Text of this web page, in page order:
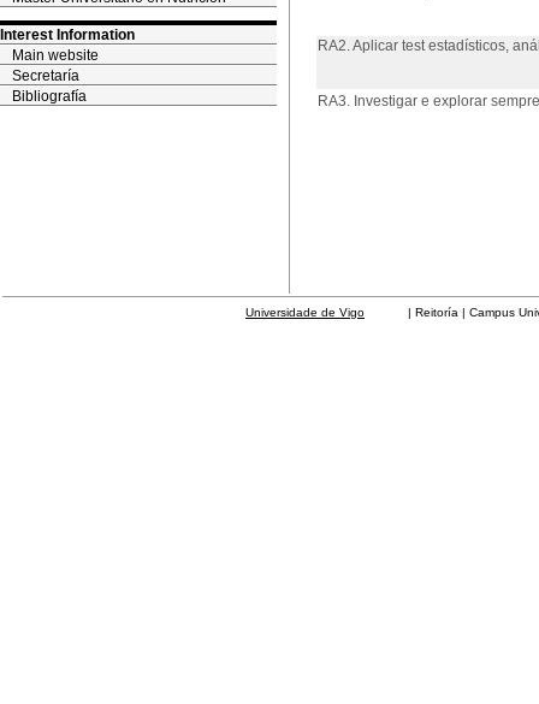
Interest Information
Main website
Secretaría
Bibliografía
RA2. Aplicar test estadísticos,
RA3. Investigar e explorar
Universidade de Vigo | Reitoría | Campus